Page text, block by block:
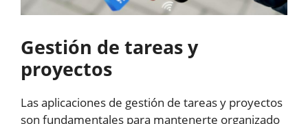
Gestión de tareas y
proyectos
Las aplicaciones de gestión de tareas y proyectos
son fundamentales para mantenerte organizado